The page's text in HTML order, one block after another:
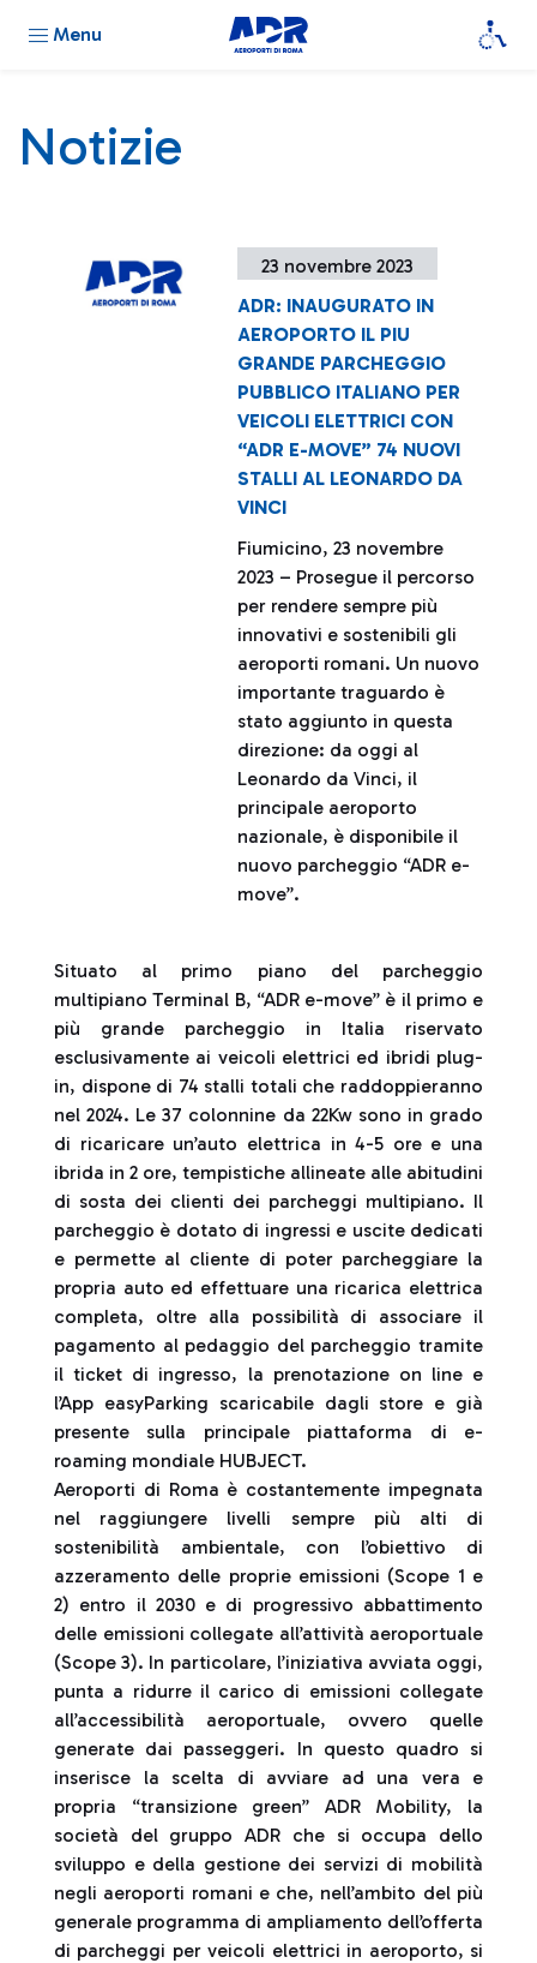
Menu
Notizie
23 novembre 2023
ADR: INAUGURATO IN
AEROPORTO IL PIU
GRANDE PARCHEGGIO
PUBBLICO ITALIANO PER
VEICOLI ELETTRICI CON
“ADR E-MOVE” 74 NUOVI
STALLI AL LEONARDO DA
VINCI
Fiumicino, 23 novembre
2023 – Prosegue il percorso
per rendere sempre più
innovativi e sostenibili gli
aeroporti romani. Un nuovo
importante traguardo è
stato aggiunto in questa
direzione: da oggi al
Leonardo da Vinci, il
principale aeroporto
nazionale, è disponibile il
nuovo parcheggio “ADR e-
move”.
Situato al primo piano del parcheggio
multipiano Terminal B, “ADR e-move” è il primo e
più grande parcheggio in Italia riservato
esclusivamente ai veicoli elettrici ed ibridi plug-
in, dispone di 74 stalli totali che raddoppieranno
nel 2024. Le 37 colonnine da 22Kw sono in grado
di ricaricare un’auto elettrica in 4-5 ore e una
ibrida in 2 ore, tempistiche allineate alle abitudini
di sosta dei clienti dei parcheggi multipiano. Il
parcheggio è dotato di ingressi e uscite dedicati
e permette al cliente di poter parcheggiare la
propria auto ed effettuare una ricarica elettrica
completa, oltre alla possibilità di associare il
pagamento al pedaggio del parcheggio tramite
il ticket di ingresso, la prenotazione on line e
l’App easyParking scaricabile dagli store e già
presente sulla principale piattaforma di e-
roaming mondiale HUBJECT.
Aeroporti di Roma è costantemente impegnata
nel raggiungere livelli sempre più alti di
sostenibilità ambientale, con l’obiettivo di
azzeramento delle proprie emissioni (Scope 1 e
2) entro il 2030 e di progressivo abbattimento
delle emissioni collegate all’attività aeroportuale
(Scope 3). In particolare, l’iniziativa avviata oggi,
punta a ridurre il carico di emissioni collegate
all’accessibilità aeroportuale, ovvero quelle
generate dai passeggeri. In questo quadro si
inserisce la scelta di avviare ad una vera e
propria “transizione green” ADR Mobility, la
società del gruppo ADR che si occupa dello
sviluppo e della gestione dei servizi di mobilità
negli aeroporti romani e che, nell’ambito del più
generale programma di ampliamento dell’offerta
di parcheggi per veicoli elettrici in aeroporto, si